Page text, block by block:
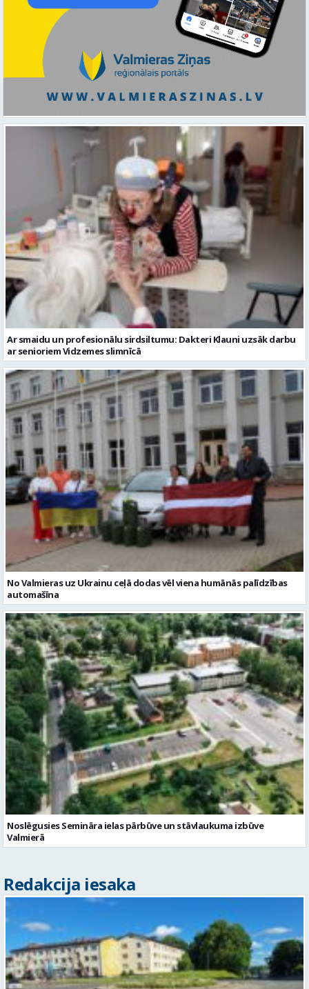
Ar smaidu un profesionālu sirdsiltumu: Dakteri Klauni uzsāk darbu
ar senioriem Vidzemes slimnīcā
No Valmieras uz Ukrainu ceļā dodas vēl viena humānās palīdzības
automašīna
Noslēgusies Semināra ielas pārbūve un stāvlaukuma izbūve
Valmierā
Redakcija iesaka